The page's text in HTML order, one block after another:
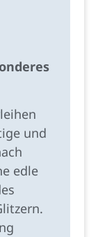
und
edle